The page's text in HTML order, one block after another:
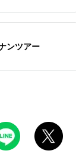
ンツアー